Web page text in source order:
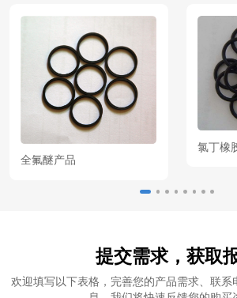
全氟醚产品
氯丁橡
提交需求，获取
欢迎填写以下表格，完善您的产品需求、联系